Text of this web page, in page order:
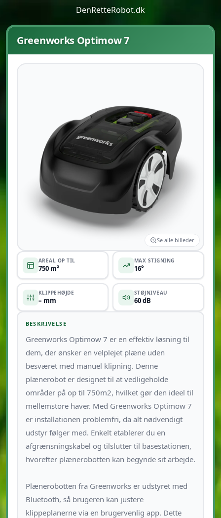
DenRetteRobot.dk
Greenworks Optimow 7
Se alle billeder
AREAL OP TIL
750 m²
MAX STIGNING
16°
KLIPPEHØJDE
– mm
STØJNIVEAU
60 dB
BESKRIVELSE
Greenworks Optimow 7 er en effektiv løsning til
dem, der ønsker en velplejet plæne uden
besværet med manuel klipning. Denne
plænerobot er designet til at vedligeholde
områder på op til 750m2, hvilket gør den ideel til
mellemstore haver. Med Greenworks Optimow 7
er installationen problemfri, da alt nødvendigt
udstyr følger med. Enkelt etablerer du en
afgrænsningskabel og tilslutter til basestationen,
hvorefter plænerobotten kan begynde sit arbejde.
Plænerobotten fra Greenworks er udstyret med
Bluetooth, så brugeren kan justere
klippeplanerne via en brugervenlig app. Dette